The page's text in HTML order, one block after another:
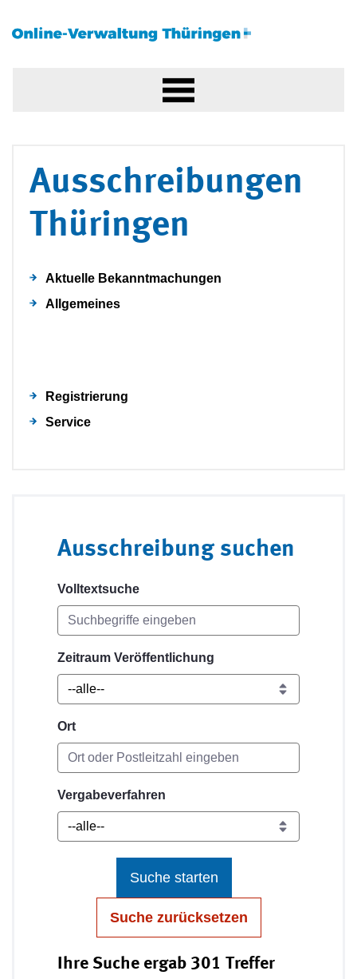
Ausschreibungen
Thüringen
Aktuelle Bekanntmachungen
Allgemeines
Registrierung
Service
Ausschreibung suchen
Volltextsuche
Zeitraum Veröffentlichung
Ort
Vergabeverfahren
Suche starten
Suche zurücksetzen
Ihre Suche ergab 301 Treffer